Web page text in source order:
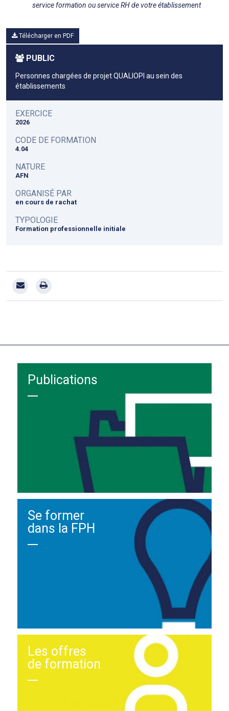
service formation ou service RH de votre établissement
Télécharger en PDF
PUBLIC
Personnes chargées de projet QUALIOPI au sein des
établissements
EXERCICE
2026
CODE DE FORMATION
4.04
NATURE
AFN
ORGANISÉ PAR
en cours de rachat
TYPOLOGIE
Formation professionnelle initiale
Publications
Se former
dans la FPH
Les offres
de formation